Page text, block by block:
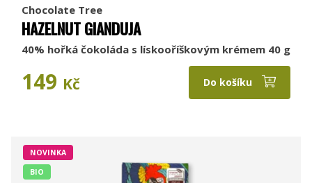
Chocolate Tree
HAZELNUT GIANDUJA
40% hořká čokoláda s lískooříškovým krémem 40 g
149 Kč Do košíku
NOVINKA
BIO